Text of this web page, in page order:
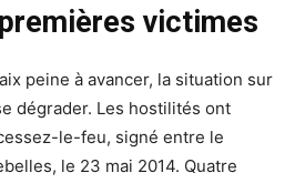
victimes
peine à avancer, la situation sur
dégrader. Les hostilités ont
le-feu, signé entre le
le 23 mai 2014. Quatre